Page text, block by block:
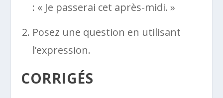
: « Je passerai cet après-midi. »
Posez une question en utilisant
l’expression.
CORRIGÉS